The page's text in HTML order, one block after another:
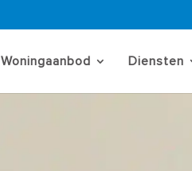
Woningaanbod Diensten